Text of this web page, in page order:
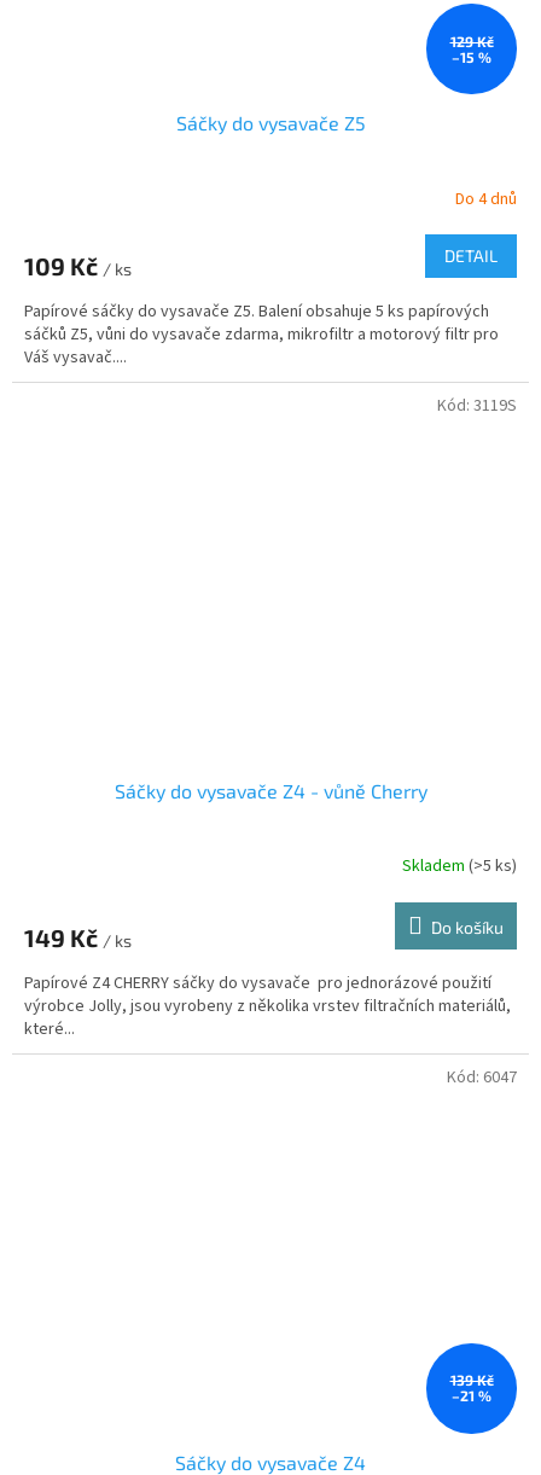
129 Kč
–15 %
Sáčky do vysavače Z5
Do 4 dnů
109 Kč / ks
DETAIL
Papírové sáčky do vysavače Z5. Balení obsahuje 5 ks papírových
sáčků Z5, vůni do vysavače zdarma, mikrofiltr a motorový filtr pro
Váš vysavač....
Sáčky do vysavače Z4 - vůně Cherry
Skladem (>5 ks)
149 Kč / ks
Do košíku
Papírové Z4 CHERRY sáčky do vysavače pro jednorázové použití
výrobce Jolly, jsou vyrobeny z několika vrstev filtračních materiálů,
které...
Kód: 3119S
139 Kč
–21 %
Sáčky do vysavače Z4
Kód: 6047